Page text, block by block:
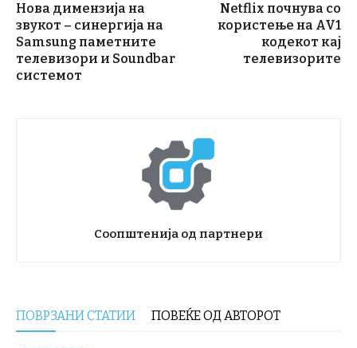
Нова димензија на
звукот – синергија на
Samsung паметните
телевизори и Soundbar
системот
Netflix почнува со
користење на AV1
кодекот кај
телевизорите
Соопштенија од партнери
ПОВРЗАНИ СТАТИИ ПОВЕЌЕ ОД АВТОРОТ